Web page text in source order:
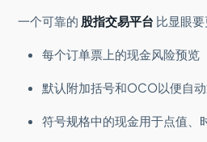
一个可靠的 股指交易平台 比显眼要
每个订单票上的现金风险预览
默认附加括号和OCO以便自
符号规格中的现金用于点值、